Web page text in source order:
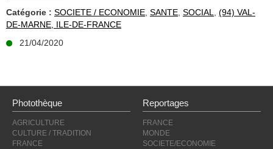
Catégorie : SOCIETE / ECONOMIE, SANTE, SOCIAL, (94) VAL-
DE-MARNE, ILE-DE-FRANCE
21/04/2020
Photothèque
AGRICULTURE
CULTURE / TRADITION
FRANCE
Reportages
FRANCE
MONDE
SOCIETE/ECONOMIE